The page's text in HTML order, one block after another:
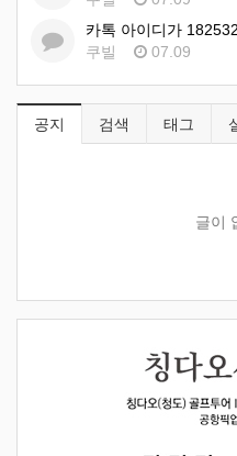
카톡 아이디가
쿠빌
07.09
공지 검색 태그
글이